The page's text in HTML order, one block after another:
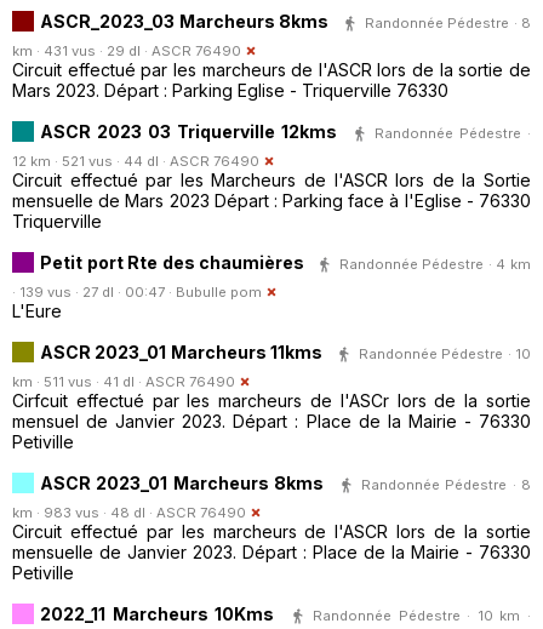
ASCR_2023_03 Marcheurs 8kms
Randonnée Pédestre · 8
km · 431 vus · 29 dl · ASCR 76490
Circuit effectué par les marcheurs de l'ASCR lors de la sortie de
Mars 2023. Départ : Parking Eglise - Triquerville 76330
ASCR 2023 03 Triquerville 12kms
Randonnée Pédestre ·
12 km · 521 vus · 44 dl · ASCR 76490
Circuit effectué par les Marcheurs de l'ASCR lors de la Sortie
mensuelle de Mars 2023 Départ : Parking face à l'Eglise - 76330
Triquerville
Petit port Rte des chaumières
Randonnée Pédestre · 4 km
· 139 vus · 27 dl · 00:47 · Bubulle pom
L'Eure
ASCR 2023_01 Marcheurs 11kms
Randonnée Pédestre · 10
km · 511 vus · 41 dl · ASCR 76490
Cirfcuit effectué par les marcheurs de l'ASCr lors de la sortie
mensuel de Janvier 2023. Départ : Place de la Mairie - 76330
Petiville
ASCR 2023_01 Marcheurs 8kms
Randonnée Pédestre · 8
km · 983 vus · 48 dl · ASCR 76490
Circuit effectué par les marcheurs de l'ASCR lors de la sortie
mensuelle de Janvier 2023. Départ : Place de la Mairie - 76330
Petiville
2022_11 Marcheurs 10Kms
Randonnée Pédestre · 10 km ·